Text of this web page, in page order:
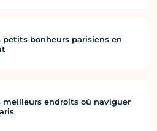
petits bonheurs parisiens en
meilleurs endroits où naviguer